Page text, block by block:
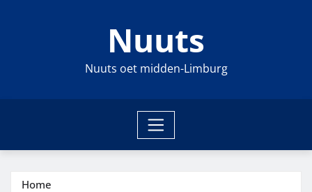
Nuuts
Nuuts oet midden-Limburg
Home